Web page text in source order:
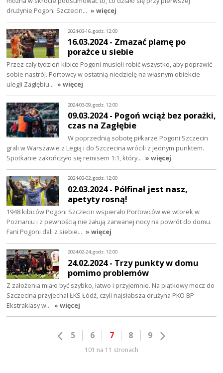
drużynie Pogoni Szczecin… » więcej
2024-03-16, godz. 12:00
16.03.2024 - Zmazać plamę po
porażce u siebie
Przez cały tydzień kibice Pogoni musieli robić wszystko, aby poprawić
sobie nastrój. Portowcy w ostatnią niedzielę na własnym obiekcie
ulegli Zagłębiu… » więcej
2024-03-09, godz. 12:00
09.03.2024 - Pogoń wciąż bez porażki,
czas na Zagłębie
W poprzednią sobotę piłkarze Pogoni Szczecin
grali w Warszawie z Legią i do Szczecina wrócili z jednym punktem.
Spotkanie zakończyło się remisem 1:1, który… » więcej
2024-03-02, godz. 12:00
02.03.2024 - Półfinał jest nasz,
apetyty rosną!
1948 kibiców Pogoni Szczecin wspierało Portowców we wtorek w
Poznaniu i z pewnością nie żałują zarwanej nocy na powrót do domu.
Fani Pogoni dali z siebie… » więcej
2024-02-24, godz. 12:00
24.02.2024 - Trzy punkty w domu
pomimo problemów
Z założenia miało być szybko, łatwo i przyjemnie. Na piątkowy mecz do
Szczecina przyjechał ŁKS Łódź, czyli najsłabsza drużyna PKO BP
Ekstraklasy w… » więcej
5 6 7 8 9
101 na 11 stronach